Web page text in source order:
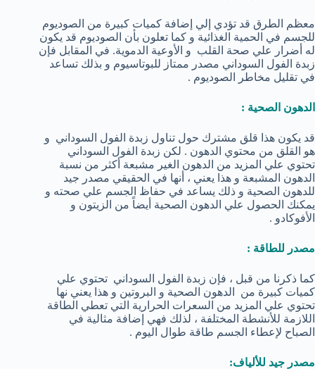
معظم الطرق قد تؤدي إلي إضافة كميات كبيرة من الصوديوم
للجسم في الحمية الغذائية و كما تعلون بأن الصوديوم قد يكون
له أضرار علي صحة القلب و الأوعية الدموية. في المقابل فإن
زبدة الفول السوداني مصدر ممتاز للبوتاسيوم و بذلك تساعد
في تقليل مخاطر الصوديوم .
الدهون الصحية :
قد يكون هذا قلق مشترك حول تناول زبدة الفول السوداني و
هو القلق من محتوي الدهون . لكن زبدة الفول السوداني
تحتوي علي المزيد من الدهون الغير مشبعة أكثر من نسبة
الدهون المشبعة و هذا يعني ، أنها في الحقيقي مصدر جيد
للدهون الصحية و ذلك يساعد في حفاظ الجسم علي صحته و
يمكنك الحصول علي الدهون الصحية أيضاً من الزيتون و
الأفوكادو .
مصدر للطاقة :
كما ذكرنا من قبل ، فإن زبدة الفول السوداني تحتوي علي
كميات كبيرة من الدهون الصحية و البروتين و هذا يعني نها
تحتوي علي المزيد من السعرات الحرارية التي تعطي الطاقة
اللازمة للأنشطة المختلفة ، لذلك فهي إضافة مثالية في
الصباح لإعطاء الجسم طاقة طوال اليوم .
مصدر جيد للألياف: